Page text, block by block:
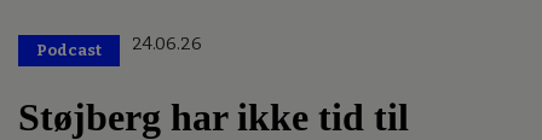
Podcast 24.06.26
Støjberg har ikke tid til